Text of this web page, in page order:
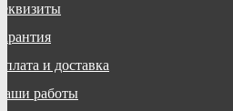
и доставка
работы